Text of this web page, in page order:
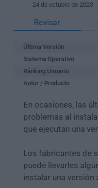
24 de octubre de 2023
Revisar
Última Versión
Sistema Operativo
Ránking Usuario
Autor / Producto
En ocasiones, las
problemas al
que ejecutan una
Los fabricantes de
puede llevarles
instalar una versión